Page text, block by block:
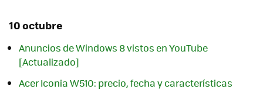
10 octubre
Anuncios de Windows 8 vistos en YouTube
[Actualizado]
Acer Iconia W510: precio, fecha y características